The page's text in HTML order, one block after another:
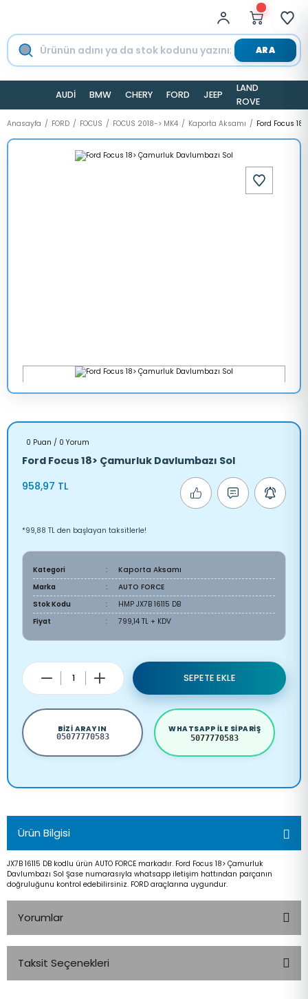
ARA
AUDİ BMW CHERY FORD JEEP
LAND
ROVER
Anasayfa FORD FOCUS FOCUS 2018-> MK4 Kaporta Aksamı Ford Focus
0 Puan / 0 Yorum
Ford Focus 18> Çamurluk Davlumbazı Sol
958,97 TL
*99,88 TL den başlayan taksitlerle!
Kategori
Kaporta Aksamı
Marka
AUTO FORCE
Stok Kodu
HMP JX7B 16115 DB
Fiyat
799,14 TL + KDV
SEPETE EKLE
BIZI ARAYIN
05077770583
WHATSAPP ILE SIPARIŞ
5077770583
Ürün Bilgisi
JX7B 16115 DB kodlu ürün AUTO FORCE markadır. Ford Focus 18> Çamurluk
Davlumbazı Sol Şase numarasıyla whatsapp iletişim hattından parçanın
doğruluğunu kontrol edebilirsiniz. FORD araçlarına uygundur.
Yorumlar
Taksit Seçenekleri